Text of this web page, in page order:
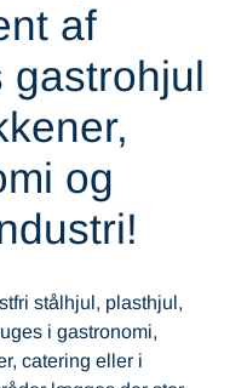
af
gastrohjul
og
stålhjul, plasthjul,
i gastronomi,
catering eller i